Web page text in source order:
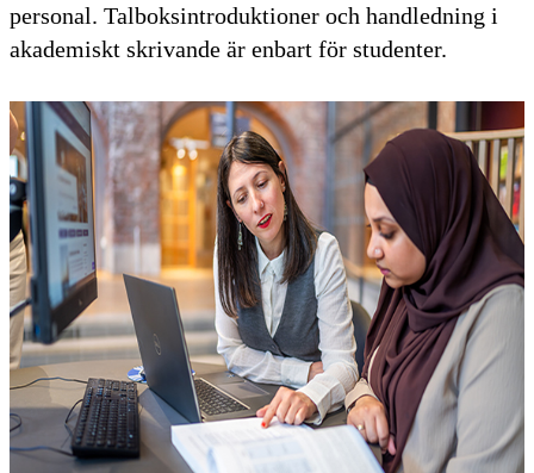
personal. Talboksintroduktioner och handledning i
akademiskt skrivande är enbart för studenter.